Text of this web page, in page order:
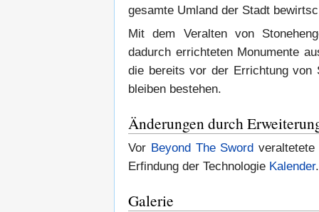
gesamte Umland der Stadt
Mit dem Veralten von
dadurch errichteten Monumente
die bereits vor der Errichtung von
bleiben bestehen.
Änderungen durch
Vor Beyond The Sword
Erfindung der Technologie Kalender.
Galerie